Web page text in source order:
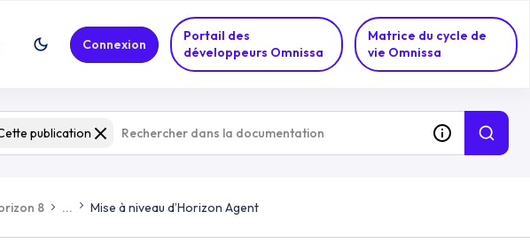
Portail des
développeurs Omnissa
Matrice du cycle de
vie Omnissa
Connexion
publication
8 ... Mise à niveau d’Horizon Agent